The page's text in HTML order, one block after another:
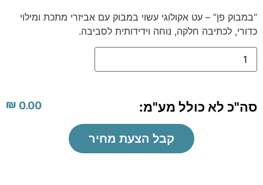
“במבוק פן” – עט אקולוגי עשוי במבוק עם אביזרי מתכת ומילוי
כדורי, לכתיבה חלקה, נוחה וידידותית לסביבה.
סה"כ לא כולל מע"מ: ₪ 0.00
קבל הצעת מחיר